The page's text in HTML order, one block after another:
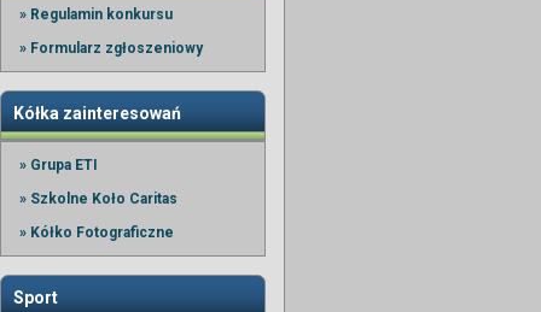
» Regulamin konkursu
» Formularz zgłoszeniowy
Kółka zainteresowań
» Grupa ETI
» Szkolne Koło Caritas
» Kółko Fotograficzne
Sport